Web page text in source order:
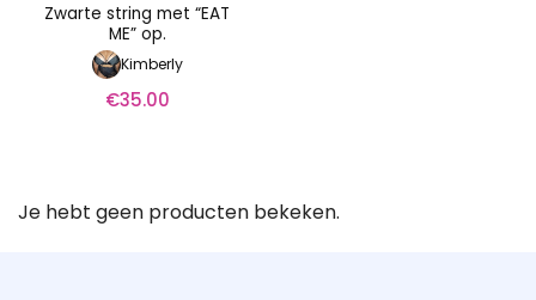
Zwarte string met “EAT
ME” op.
Kimberly
€35.00
Je hebt geen producten bekeken.